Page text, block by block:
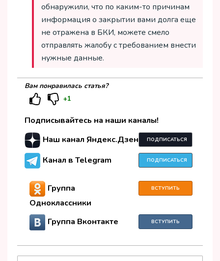
обнаружили, что по каким-то причинам
информация о закрытии вами долга еще
не отражена в БКИ, можете смело
отправлять жалобу с требованием внести
нужные данные.
Вам понравилась статья?
+1
Подписывайтесь на наши каналы!
Наш канал Яндекс.Дзен
ПОДПИСАТЬСЯ
Канал в Telegram ПОДПИСАТЬСЯ
Группа
Одноклассники
ВСТУПИТЬ
Группа Вконтакте ВСТУПИТЬ